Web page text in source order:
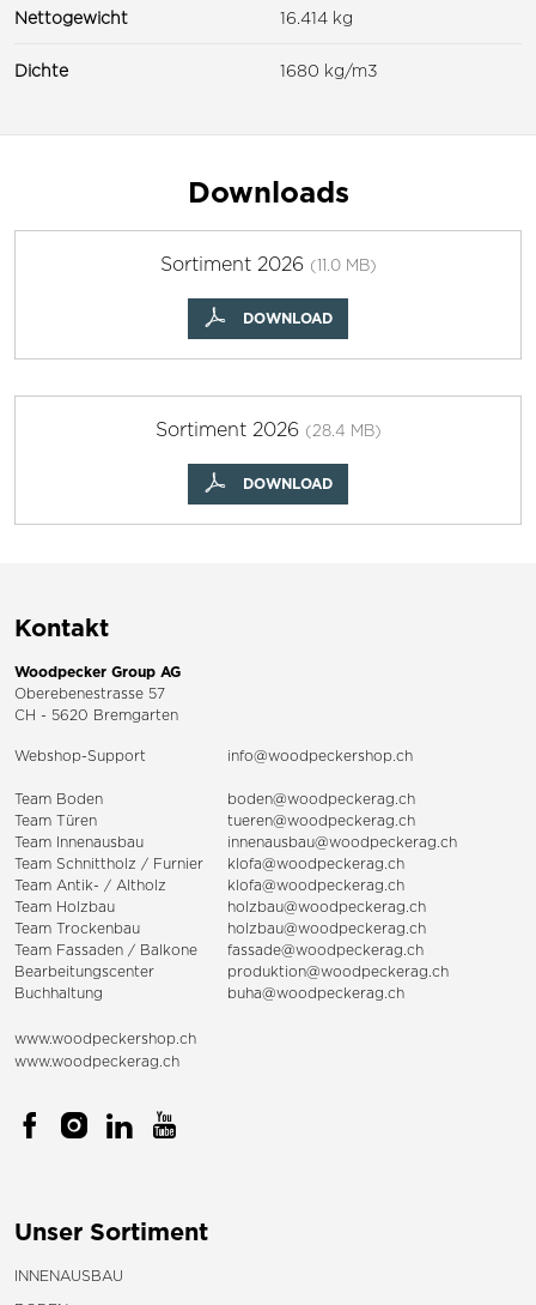
Nettogewicht 16.414 kg
Dichte 1680 kg/m3
Downloads
Sortiment 2026 (11.0 MB)
DOWNLOAD
Sortiment 2026 (28.4 MB)
DOWNLOAD
Kontakt
Woodpecker Group AG
Oberebenestrasse 57
CH - 5620 Bremgarten
Webshop-Support info@woodpeckershop.ch
Team Boden
boden@woodpeckerag.ch
Team Türen
tueren@woodpeckerag.ch
Team Innenausbau
innenausbau@woodpeckerag.ch
Team Schnittholz / Furnier
klofa@woodpeckerag.ch
Team Antik- / Altholz
klofa@woodpeckerag.ch
Team Holzbau
holzbau@woodpeckerag.ch
Team Trockenbau
holzbau@woodpeckerag.ch
Team Fassaden / Balkone
fassade@woodpeckerag.ch
Bearbeitungscenter
produktion@woodpeckerag.ch
Buchhaltung
buha@woodpeckerag.ch
www.woodpeckershop.ch
www.woodpeckerag.ch
Unser Sortiment
INNENAUSBAU